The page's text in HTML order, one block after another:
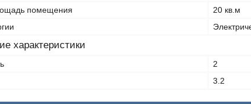
помещения
20 кв.м
характеристики
2
3.2